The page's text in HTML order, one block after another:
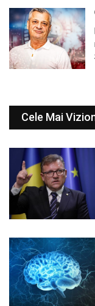
Cele Mai